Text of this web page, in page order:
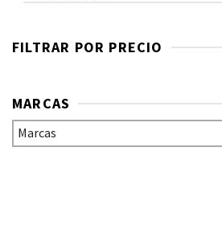
FILTRAR POR PRECIO
MARCAS